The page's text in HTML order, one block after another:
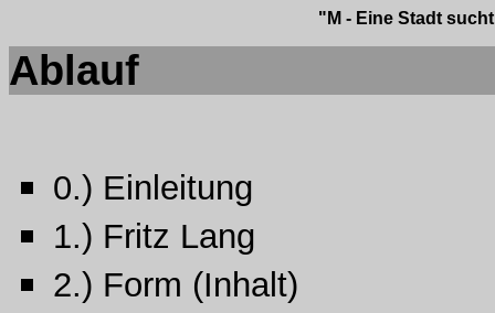
"M - Eine Stadt
Ablauf
0.) Einleitung
1.) Fritz Lang
2.) Form (Inhalt)